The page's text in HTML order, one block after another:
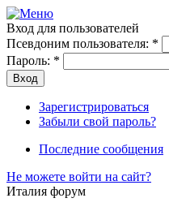
Вход для пользователей
Псевдоним пользователя: *
Пароль: *
Зарегистрироваться
Забыли свой пароль?
Последние сообщения
Не можете войти на сайт?
Италия форум